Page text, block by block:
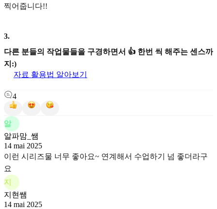
찍어줍니다!!
3.
다른 분들의 작업물들을 구경하면서 👍 한번 씩 해주는 센스까
지:)
자료 활용법 알아보기
4
알
알파맘_쌤
14 mai 2025
이런 시리즈물 너무 좋아요~ 연계해서 수업하기 넘 좋더라구
요
지
지현쌤
14 mai 2025